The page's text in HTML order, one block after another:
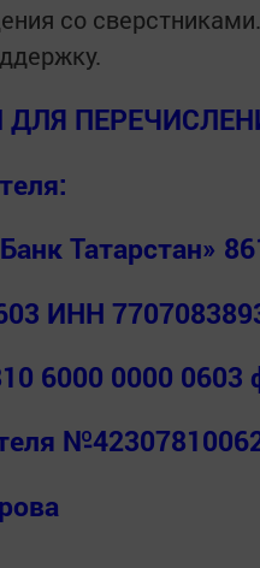
со
Татарстан»
ИНН
6000 0000